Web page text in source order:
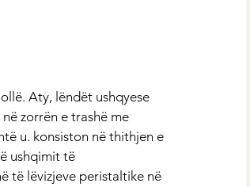
Aty, lëndët ushqyese
zorrën e trashë me
u. konsiston në thithjen e
ushqimit të
të lëvizjeve peristaltike në